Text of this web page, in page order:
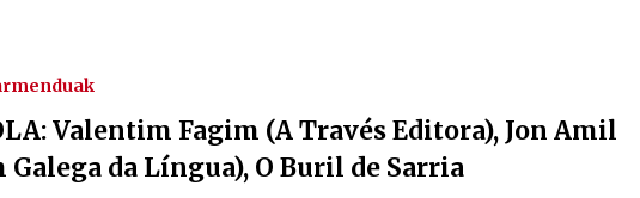
Valentim Fagim (A Través Editora), Jon Amil
Galega da Língua), O Buril de Sarria